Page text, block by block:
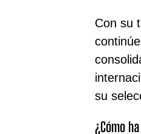
Con su
su
¿Cómo